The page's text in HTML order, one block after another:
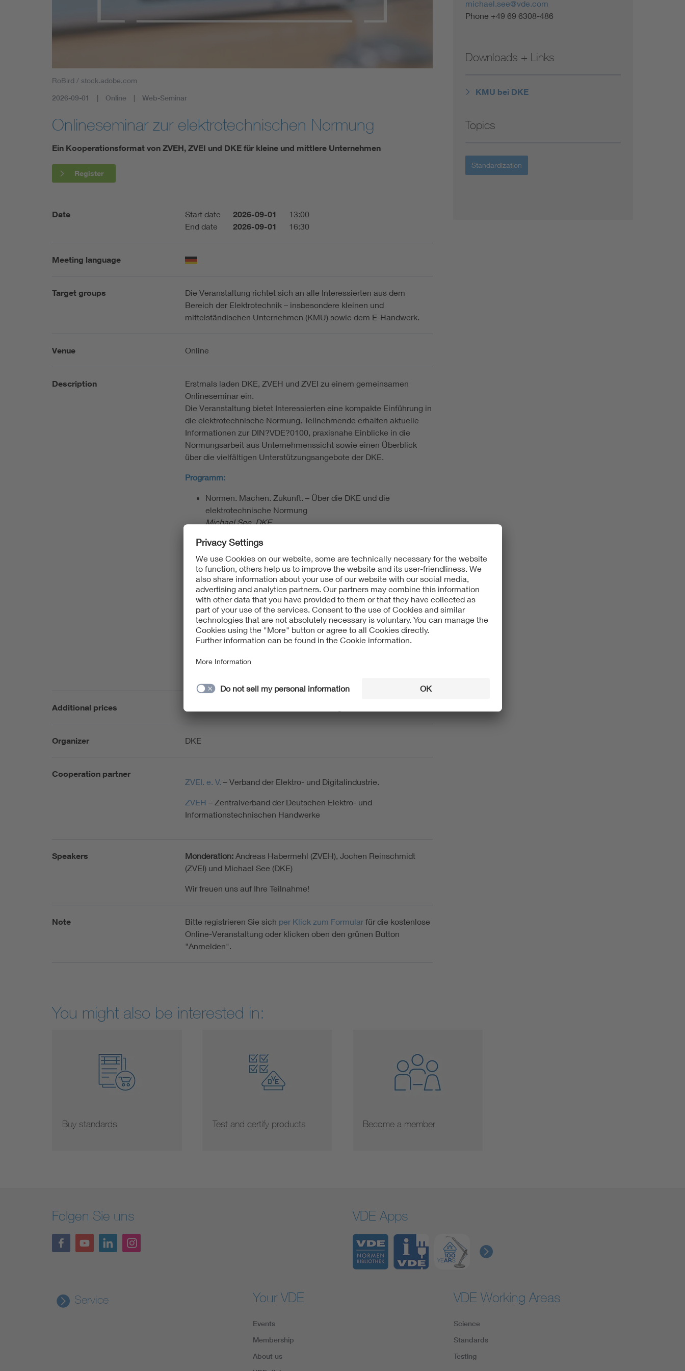
Mobility
Digital Security
RoBird / stock.adobe.com
2026-09-01 Online Web-Seminar
Onlineseminar zur elektrotechnischen Normung
Ein Kooperationsformat von ZVEH, ZVEI und DKE für kleine und mittlere Unternehmen
Register
Date Start date 2026-09-01
13:00
End date
2026-09-01 16:30
Meeting language
Target groups
Die Veranstaltung richtet sich an alle Interessierten aus dem
Bereich der Elektrotechnik – insbesondere kleinen und
mittelständischen Unternehmen (KMU) sowie dem E-Handwerk.
Venue Online
Description
Erstmals laden DKE, ZVEH und ZVEI zu einem gemeinsamen
Onlineseminar ein.
Die Veranstaltung bietet Interessierten eine kompakte Einführung in
die elektrotechnische Normung. Teilnehmende erhalten aktuelle
Informationen zur DIN?VDE?0100, praxisnahe Einblicke in die
Normungsarbeit aus Unternehmenssicht sowie einen Überblick
über die vielfältigen Unterstützungsangebote der DKE.
Programm:
Normen. Machen. Zukunft. – Über die DKE und die
elektrotechnische Normung
Michael See, DKE
europäischen und internationalen Normung
Max Reith-Koch, DKE
DIN VDE 0100: Die Normenreihe für elektrische Sicherheit bei
Installationen im Elektrohandwerk
Burkhard Schulze, DKE; Andreas Habermehl, ZVEH
Einblick in die Praxis
Dr. Annette Frederiksen, Robert Bosch GmbH
Du fehlst, mach mit! – Die Next Generation DKE
Anuschka Wojciechowski, DKE
Unterstützung erhalten – Services der DKE für KMU
Additional prices
Organizer DKE
Cooperation partner
ZVEI. e. V. – Verband der Elektro- und Digitalindustrie.
ZVEH – Zentralverband der Deutschen Elektro- und
Informationstechnischen Handwerke
Speakers Monderation:Andreas Habermehl (ZVEH), Jochen Reinschmidt
(ZVEI) und Michael See (DKE)
Wir freuen uns auf Ihre Teilnahme!
Note Bitte registrieren Sie sich per Klick zum Formular für die kostenlose
Online-Veranstaltung oder klicken oben den grünen Button
"Anmelden".
michael.see@vde.com
Phone +49 69 6308-486
Downloads + Links
KMU bei DKE
Topics
Standardization
You might also be interested in:
Buy standards Test and certify products Become a member
Folgen Sie uns VDE Apps
Service Your VDE
Events
Membership
About us
VDE Working Areas
Science
Standards
Testing